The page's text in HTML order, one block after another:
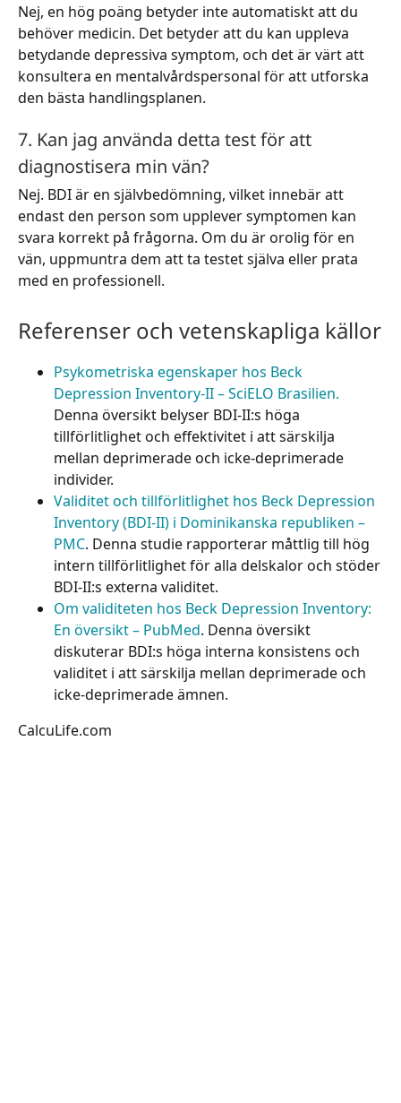
Nej, en hög poäng betyder inte automatiskt att du
behöver medicin. Det betyder att du kan uppleva
betydande depressiva symptom, och det är värt att
konsultera en mentalvårdspersonal för att utforska
den bästa handlingsplanen.
7. Kan jag använda detta test för att
diagnostisera min vän?
Nej. BDI är en självbedömning, vilket innebär att
endast den person som upplever symptomen kan
svara korrekt på frågorna. Om du är orolig för en
vän, uppmuntra dem att ta testet själva eller prata
med en professionell.
Referenser och vetenskapliga källor
Psykometriska egenskaper hos Beck
Depression Inventory-II – SciELO Brasilien.
Denna översikt belyser BDI-II:s höga
tillförlitlighet och effektivitet i att särskilja
mellan deprimerade och icke-deprimerade
individer.
Validitet och tillförlitlighet hos Beck Depression
Inventory (BDI-II) i Dominikanska republiken –
PMC. Denna studie rapporterar måttlig till hög
intern tillförlitlighet för alla delskalor och stöder
BDI-II:s externa validitet.
Om validiteten hos Beck Depression Inventory:
En översikt – PubMed. Denna översikt
diskuterar BDI:s höga interna konsistens och
validitet i att särskilja mellan deprimerade och
icke-deprimerade ämnen.
CalcuLife.com